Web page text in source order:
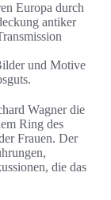
Europa durch
antiker
und Motive
Wagner die
Ring des
Frauen. Der
die das